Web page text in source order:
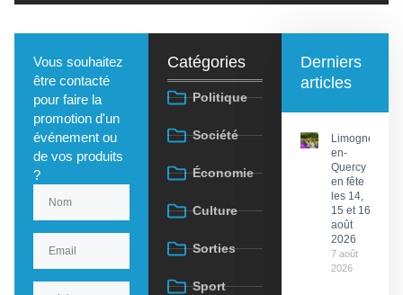
Vous souhaitez
être contacté
pour faire la
promotion d'un
événement ou
de vos produits
?
Catégories
Politique
Société
Économie
Culture
Sorties
Sport
Derniers
articles
Limogne-
en-
Quercy
en fête
les 14,
15 et 16
août
2026
7 août
2026